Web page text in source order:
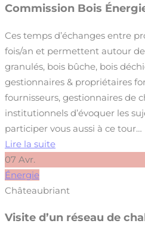
Commission Bois
Ces temps d’échanges entre
fois/an et permettent autour
granulés, bois bûche, bois
gestionnaires & propriétaires
fournisseurs, gestionnaires de
institutionnels d’évoquer les
participer vous aussi à ce tour…
Lire la suite
07 Avr.
Énergie
Châteaubriant
Visite d’un réseau de